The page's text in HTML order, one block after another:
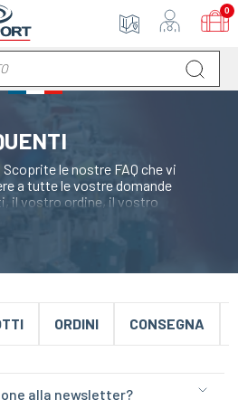
le nostre FAQ che vi
a tutte le vostre domande
il vostro ordine, il vostro
ORDINI CONSEGNA
alla newsletter?
0